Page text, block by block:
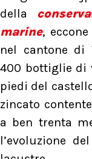
della
marine,
nel cantone di
400 bottiglie di
piedi del
zincato
a ben trenta
l’evoluzione